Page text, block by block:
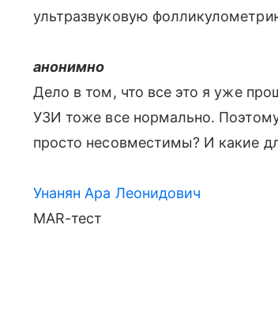
ультразвуковую
анонимно
Дело в том, что все это я уже
УЗИ тоже все нормально.
просто несовместимы? И какие
Унанян Ара Леонидович
MAR-тест